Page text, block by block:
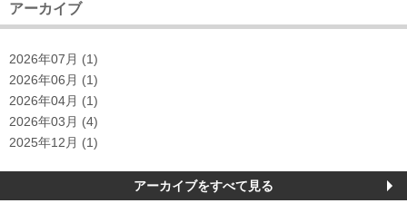
アーカイブ
2026年07月 (1)
2026年06月 (1)
2026年04月 (1)
2026年03月 (4)
2025年12月 (1)
アーカイブをすべて見る